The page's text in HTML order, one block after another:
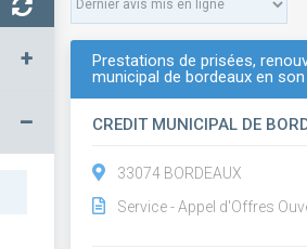
+
–
Prestations de prisées,
municipal de bordeaux en
CREDIT MUNICIPAL DE
33074 BORDEAUX
Service - Appel d'Offres